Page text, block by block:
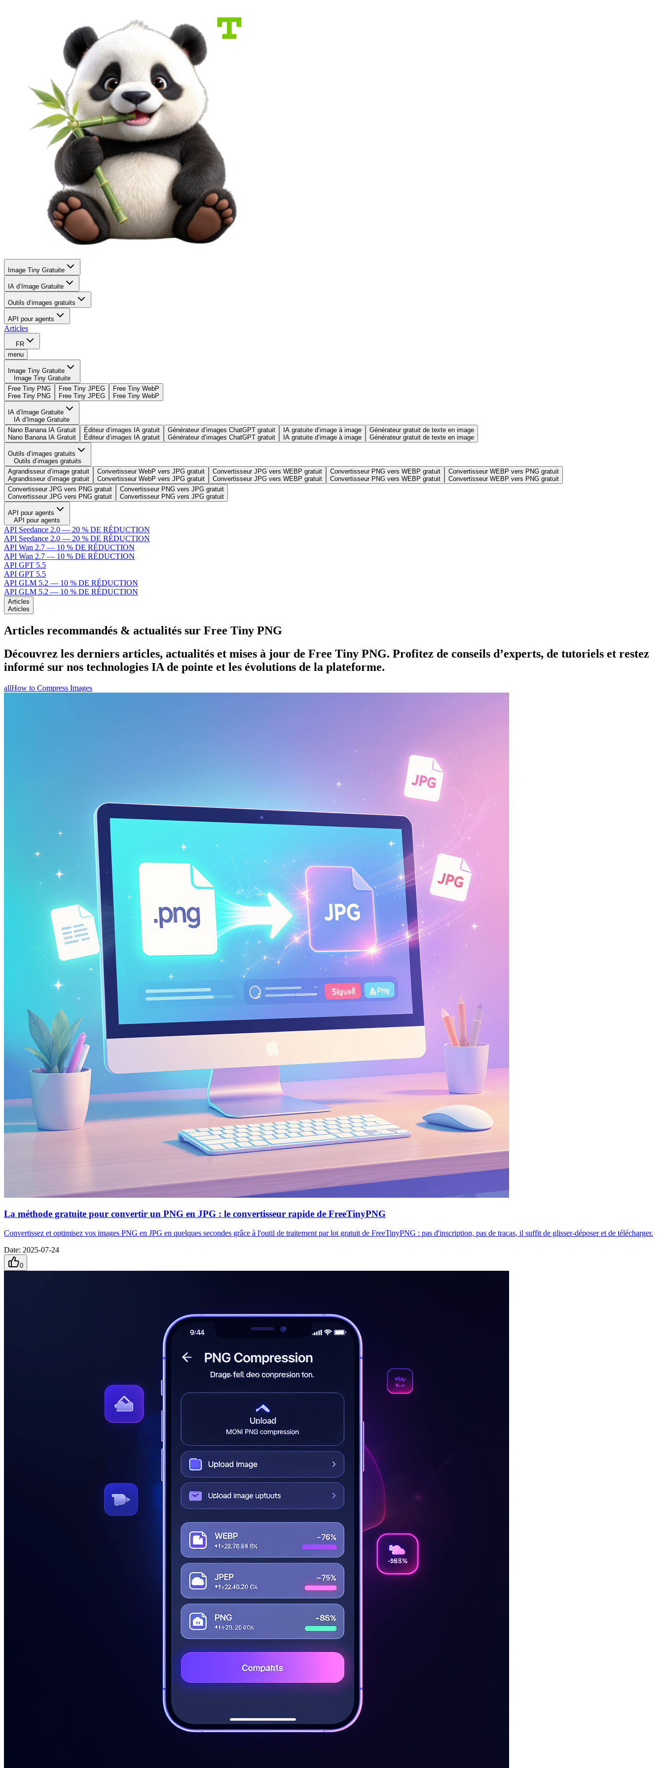
Image Tiny Gratuite
IA d’Image Gratuite
Outils d’images gratuits
API pour agents
Articles
FR
menu
Image Tiny Gratuite
Image Tiny Gratuite
Free Tiny PNG
Free Tiny PNG
Free Tiny JPEG
Free Tiny JPEG
Free Tiny WebP
Free Tiny WebP
IA d’Image Gratuite
IA d’Image Gratuite
Nano Banana IA Gratuit
Nano Banana IA Gratuit
Éditeur d’images IA gratuit
Éditeur d’images IA gratuit
Générateur d’images ChatGPT gratuit
Générateur d’images ChatGPT gratuit
IA gratuite d’image à image
IA gratuite d’image à image
Générateur gratuit de texte en image
Générateur gratuit de texte en image
Outils d’images gratuits
Outils d’images gratuits
Agrandisseur d’image gratuit
Agrandisseur d’image gratuit
Convertisseur WebP vers JPG gratuit
Convertisseur WebP vers JPG gratuit
Convertisseur JPG vers WEBP gratuit
Convertisseur JPG vers WEBP gratuit
Convertisseur PNG vers WEBP gratuit
Convertisseur PNG vers WEBP gratuit
Convertisseur WEBP vers PNG gratuit
Convertisseur WEBP vers PNG gratuit
Convertisseur JPG vers PNG gratuit
Convertisseur JPG vers PNG gratuit
Convertisseur PNG vers JPG gratuit
Convertisseur PNG vers JPG gratuit
API pour agents
API pour agents
API Seedance 2.0 — 20 % DE RÉDUCTION
API Seedance 2.0 — 20 % DE RÉDUCTION
API Wan 2.7 — 10 % DE RÉDUCTION
API Wan 2.7 — 10 % DE RÉDUCTION
API GPT 5.5
API GPT 5.5
API GLM 5.2 — 10 % DE RÉDUCTION
API GLM 5.2 — 10 % DE RÉDUCTION
Articles
Articles
Articles recommandés & actualités sur Free Tiny PNG
Découvrez les derniers articles, actualités et mises à jour de Free Tiny PNG. Profitez de conseils d’experts, de tutoriels et restez
informé sur nos technologies IA de pointe et les évolutions de la plateforme.
allHow to Compress Images
La méthode gratuite pour convertir un PNG en JPG : le convertisseur rapide de FreeTinyPNG
Convertissez et optimisez vos images PNG en JPG en quelques secondes grâce à l'outil de traitement par lot gratuit de FreeTinyPNG : pas d'inscription, pas de tracas, il suffit de glisser-déposer et de télécharger.
Date: 2025-07-24
0